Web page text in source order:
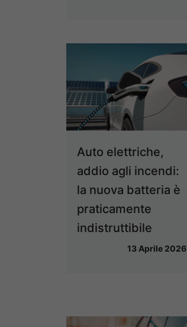
Auto elettriche,
addio agli incendi:
la nuova batteria è
praticamente
indistruttibile
13 Aprile 2026